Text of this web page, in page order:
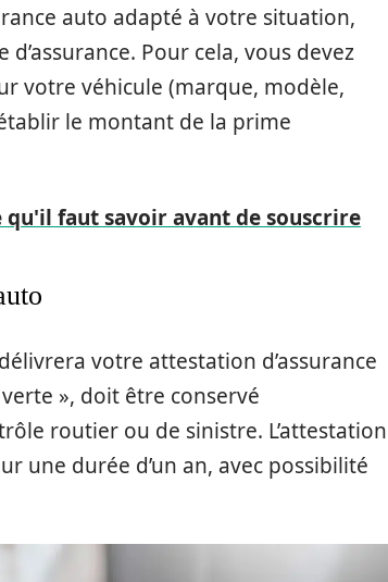
auto adapté à votre situation,
Pour cela, vous devez
votre véhicule (marque, modèle,
le montant de la prime
qu'il faut savoir avant de souscrire
votre attestation d’assurance
», doit être conservé
routier ou de sinistre. L’attestation
une durée d’un an, avec possibilité